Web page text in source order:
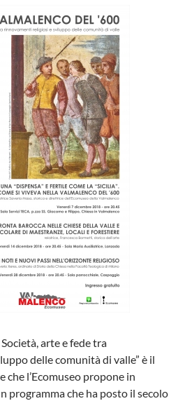
arte e fede tra
delle comunità di valle” è il
l’Ecomuseo propone in
programma che ha posto il secolo